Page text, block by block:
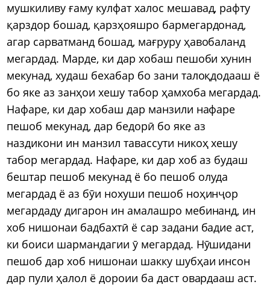
мушкиливу ғаму кулфат халос мешавад, рафту
қарздор бошад, қарзҳояшро бармегардонад,
агар сарватманд бошад, мағруру ҳавобаланд
мегардад. Марде, ки дар хобаш пешоби хунин
мекунад, худаш бехабар бо зани талоқдодааш ё
бо яке аз занҳои хешу табор ҳамхоба мегардад.
Нафаре, ки дар хобаш дар манзили нафаре
пешоб мекунад, дар бедорӣ бо яке аз
наздикони ин манзил тавассути никоҳ хешу
табор мегардад. Нафаре, ки дар хоб аз будаш
бештар пешоб мекунад ё бо пешоб олуда
мегардад ё аз бӯи нохуши пешоб ноҳинҷор
мегардаду дигарон ин амалашро мебинанд, ин
хоб нишонаи бадбахтӣ ё сар задани бадие аст,
ки боиси шармандагии ӯ мегардад. Нӯшидани
пешоб дар хоб нишонаи шакку шубҳаи инсон
дар пули ҳалол ё дороии ба даст овардааш аст.